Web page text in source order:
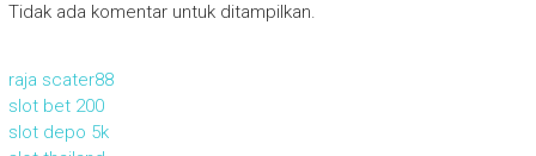
Tidak ada komentar untuk ditampilkan.
raja scater88
slot bet 200
slot depo 5k